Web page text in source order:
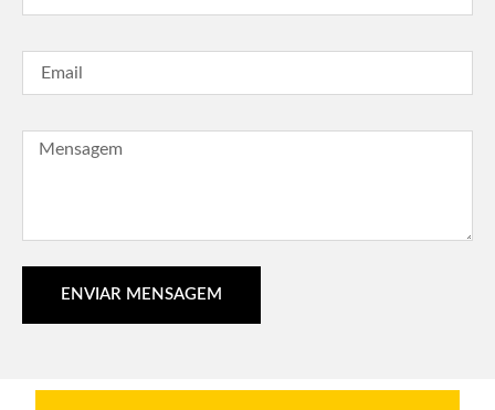
ENVIAR MENSAGEM